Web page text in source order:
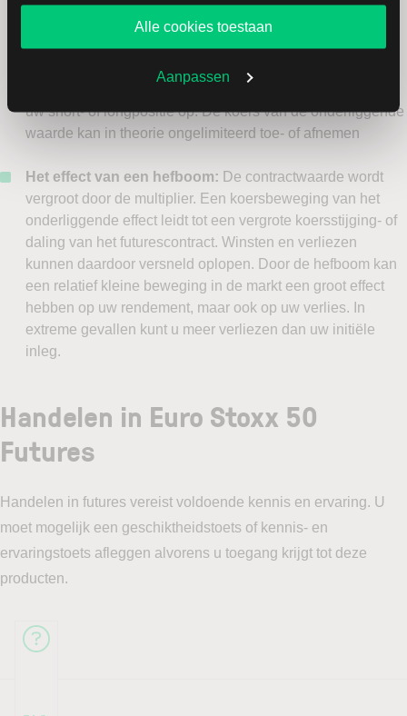
website blijft gebruiken.
Alle cookies toestaan
Aanpassen
Dit kan ook gebeuren bij een longpositie als de
onderliggende waarde slechts één effect betreft,
bijvoorbeeld een grondstof. Naarmate de koers van de
onderliggende waarde stijgt of daalt, loopt het verlies van
uw short- of longpositie op. De koers van de onderliggende
waarde kan in theorie ongelimiteerd toe- of afnemen
Het effect van een hefboom: De contractwaarde wordt
vergroot door de multiplier. Een koersbeweging van het
onderliggende effect leidt tot een vergrote koersstijging- of
daling van het futurescontract. Winsten en verliezen
kunnen daardoor versneld oplopen. Door de hefboom kan
een relatief kleine beweging in de markt een groot effect
hebben op uw rendement, maar ook op uw verlies. In
extreme gevallen kunt u meer verliezen dan uw initiële
inleg.
Handelen in Euro Stoxx 50
Futures
Handelen in futures vereist voldoende kennis en ervaring. U
moet mogelijk een geschiktheidstoets of kennis- en
ervaringstoets afleggen alvorens u toegang krijgt tot deze
producten.